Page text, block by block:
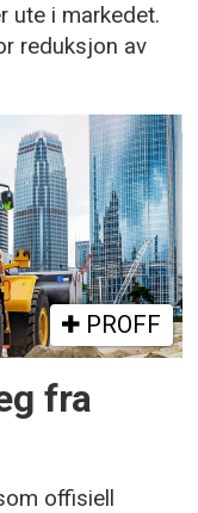
ute i markedet.
reduksjon av
PROFF
fra
offisiell